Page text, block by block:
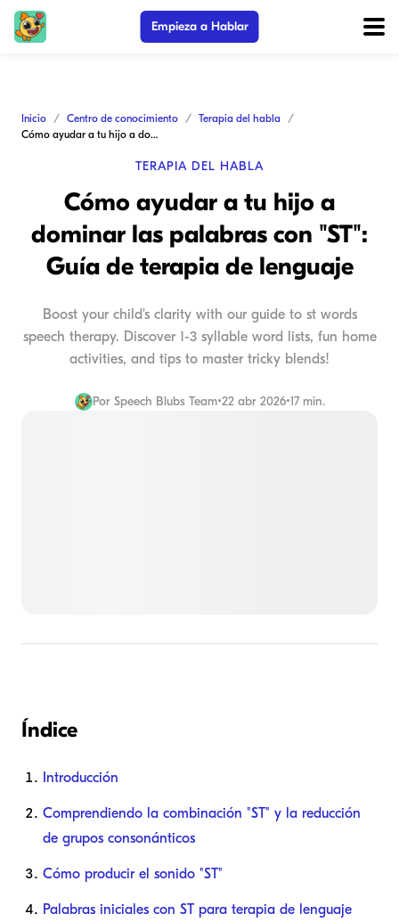
Empieza a Hablar
Inicio Centro de conocimiento
Terapia del habla
Cómo ayudar a tu hijo a dominar las palabras con "ST": Guía de terapia de lenguaje
TERAPIA DEL HABLA
Cómo ayudar a tu hijo a
dominar las palabras con "ST":
Guía de terapia de lenguaje
Boost your child's clarity with our guide to st words
speech therapy. Discover 1-3 syllable word lists, fun home
activities, and tips to master tricky blends!
Por Speech Blubs Team•22 abr 2026•17 min.
Índice
Introducción
Comprendiendo la combinación "ST" y la reducción
de grupos consonánticos
Cómo producir el sonido "ST"
Palabras iniciales con ST para terapia de lenguaje